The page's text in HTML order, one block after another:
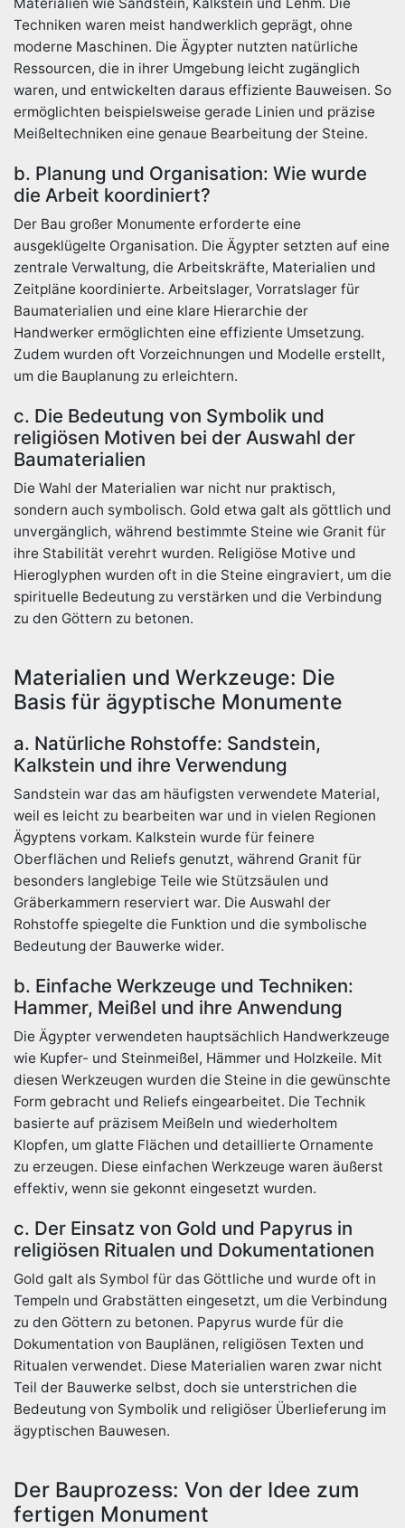
Techniken waren meist handwerklich geprägt, ohne
moderne Maschinen. Die Ägypter nutzten natürliche
Ressourcen, die in ihrer Umgebung leicht zugänglich
waren, und entwickelten daraus effiziente Bauweisen. So
ermöglichten beispielsweise gerade Linien und präzise
Meißeltechniken eine genaue Bearbeitung der Steine.
b. Planung und Organisation: Wie wurde
die Arbeit koordiniert?
Der Bau großer Monumente erforderte eine
ausgeklügelte Organisation. Die Ägypter setzten auf eine
zentrale Verwaltung, die Arbeitskräfte, Materialien und
Zeitpläne koordinierte. Arbeitslager, Vorratslager für
Baumaterialien und eine klare Hierarchie der
Handwerker ermöglichten eine effiziente Umsetzung.
Zudem wurden oft Vorzeichnungen und Modelle erstellt,
um die Bauplanung zu erleichtern.
c. Die Bedeutung von Symbolik und
religiösen Motiven bei der Auswahl der
Baumaterialien
Die Wahl der Materialien war nicht nur praktisch,
sondern auch symbolisch. Gold etwa galt als göttlich und
unvergänglich, während bestimmte Steine wie Granit für
ihre Stabilität verehrt wurden. Religiöse Motive und
Hieroglyphen wurden oft in die Steine eingraviert, um die
spirituelle Bedeutung zu verstärken und die Verbindung
zu den Göttern zu betonen.
Materialien und Werkzeuge: Die
Basis für ägyptische Monumente
a. Natürliche Rohstoffe: Sandstein,
Kalkstein und ihre Verwendung
Sandstein war das am häufigsten verwendete Material,
weil es leicht zu bearbeiten war und in vielen Regionen
Ägyptens vorkam. Kalkstein wurde für feinere
Oberflächen und Reliefs genutzt, während Granit für
besonders langlebige Teile wie Stützsäulen und
Gräberkammern reserviert war. Die Auswahl der
Rohstoffe spiegelte die Funktion und die symbolische
Bedeutung der Bauwerke wider.
b. Einfache Werkzeuge und Techniken:
Hammer, Meißel und ihre Anwendung
Die Ägypter verwendeten hauptsächlich Handwerkzeuge
wie Kupfer- und Steinmeißel, Hämmer und Holzkeile. Mit
diesen Werkzeugen wurden die Steine in die gewünschte
Form gebracht und Reliefs eingearbeitet. Die Technik
basierte auf präzisem Meißeln und wiederholtem
Klopfen, um glatte Flächen und detaillierte Ornamente
zu erzeugen. Diese einfachen Werkzeuge waren äußerst
effektiv, wenn sie gekonnt eingesetzt wurden.
c. Der Einsatz von Gold und Papyrus in
religiösen Ritualen und Dokumentationen
Gold galt als Symbol für das Göttliche und wurde oft in
Tempeln und Grabstätten eingesetzt, um die Verbindung
zu den Göttern zu betonen. Papyrus wurde für die
Dokumentation von Bauplänen, religiösen Texten und
Ritualen verwendet. Diese Materialien waren zwar nicht
Teil der Bauwerke selbst, doch sie unterstrichen die
Bedeutung von Symbolik und religiöser Überlieferung im
ägyptischen Bauwesen.
Der Bauprozess: Von der Idee zum
fertigen Monument